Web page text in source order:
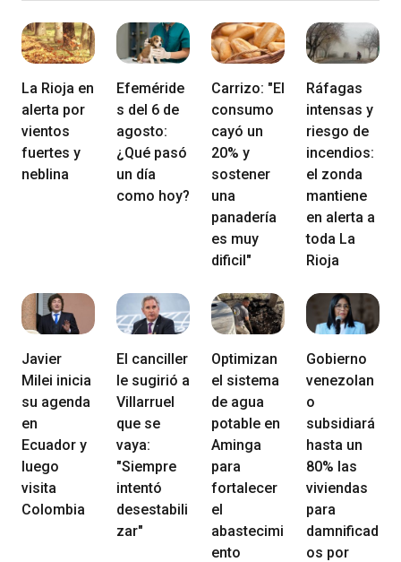
La Rioja en
alerta por
vientos
fuertes y
neblina
Efeméride
s del 6 de
agosto:
¿Qué pasó
un día
como hoy?
Carrizo: "El
consumo
cayó un
20% y
sostener
una
panadería
es muy
dificil"
Ráfagas
intensas y
riesgo de
incendios:
el zonda
mantiene
en alerta a
toda La
Rioja
Javier
Milei inicia
su agenda
en
Ecuador y
luego
visita
Colombia
El canciller
le sugirió a
Villarruel
que se
vaya:
"Siempre
intentó
desestabili
zar"
Optimizan
el sistema
de agua
potable en
Aminga
para
fortalecer
el
abastecimi
ento
Gobierno
venezolan
o
subsidiará
hasta un
80% las
viviendas
para
damnificad
os por